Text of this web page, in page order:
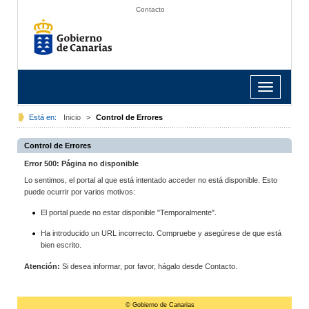
Contacto
Toggle
navigation
Está en: Inicio > Control de Errores
Control de Errores
Error 500: Página no disponible
Lo sentimos, el portal al que está intentado acceder no está disponible. Esto
puede ocurrir por varios motivos:
El portal puede no estar disponible "Temporalmente".
Ha introducido un URL incorrecto. Compruebe y asegúrese de que está
bien escrito.
Atención: Si desea informar, por favor, hágalo desde Contacto.
© Gobierno de Canarias